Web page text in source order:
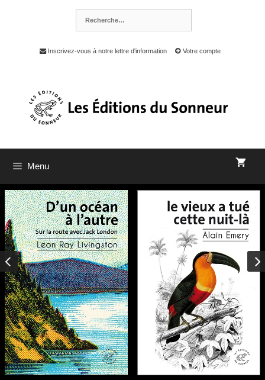
Inscrivez-vous à notre lettre d'information Votre compte
Menu